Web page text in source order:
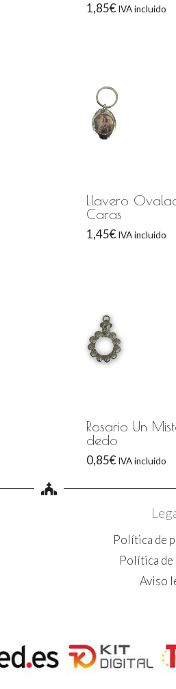
1,85€ IVA incluido
Llavero
Caras
1,45€ IVA incluido
Rosario Un
dedo
0,85€ IVA incluido
Política de
Política
Aviso